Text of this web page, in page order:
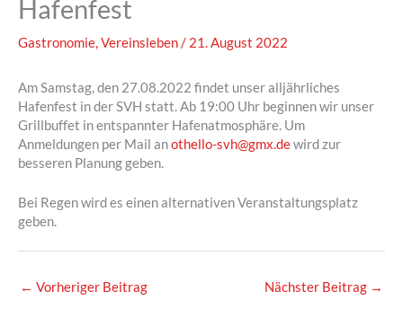
Hafenfest
Gastronomie,Vereinsleben/ 21. August 2022
Am Samstag, den 27.08.2022 findet unser alljährliches
Hafenfest in der SVH statt. Ab 19:00 Uhr beginnen wir unser
Grillbuffet in entspannter Hafenatmosphäre. Um
Anmeldungen per Mail anothello-svh@gmx.dewird zur
besseren Planung geben.
Bei Regen wird es einen alternativen Veranstaltungsplatz
geben.
← Vorheriger Beitrag Nächster Beitrag →